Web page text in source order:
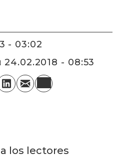
- 03:02
24.02.2018 - 08:53
los lectores